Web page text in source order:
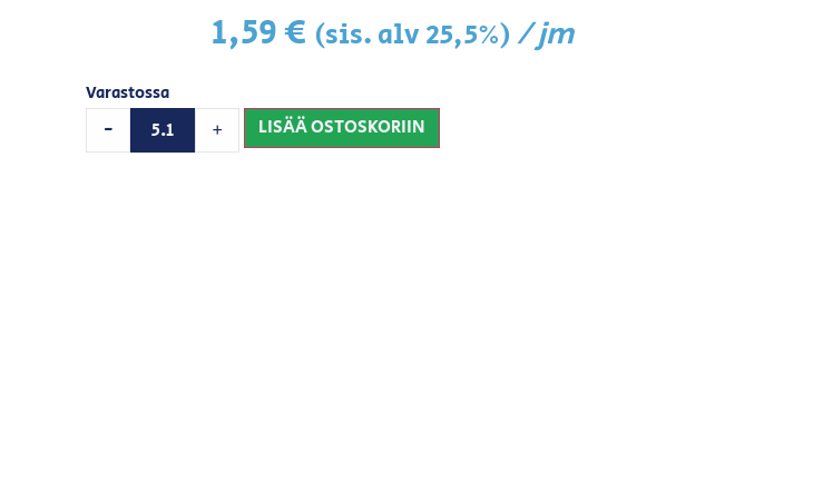
1,59€ (sis. alv 25,5%)/ jm
Varastossa
- + LISÄÄ OSTOSKORIIN